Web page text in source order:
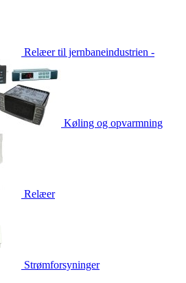
Relæer til jernbaneindustrien -
Køling og opvarmning
Relæer
Strømforsyninger